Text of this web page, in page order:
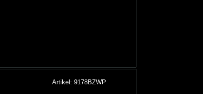
Artikel: 9178BZWP